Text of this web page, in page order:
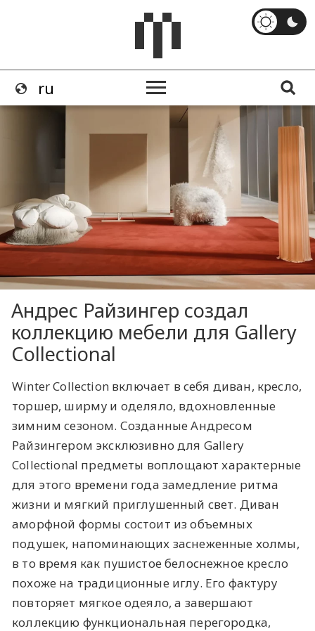
Андрес Райзингер создал
коллекцию мебели для Gallery
Collectional
Winter Collection включает в себя диван, кресло,
торшер, ширму и оделяло, вдохновленные
зимним сезоном. Созданные Андресом
Райзингером эксклюзивно для Gallery
Collectional предметы воплощают характерные
для этого времени года замедление ритма
жизни и мягкий приглушенный свет. Диван
аморфной формы состоит из объемных
подушек, напоминающих заснеженные холмы,
в то время как пушистое белоснежное кресло
похоже на традиционные иглу. Его фактуру
повторяет мягкое одеяло, а завершают
коллекцию функциональная перегородка,